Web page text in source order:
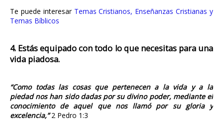
Te puede interesar Temas Cristianos, Enseñanzas Cristianas y
Temas Bíblicos
4. Estás equipado con todo lo que necesitas para una
vida piadosa.
“Como todas las cosas que pertenecen a la vida y a la
piedad nos han sido dadas por su divino poder, mediante el
conocimiento de aquel que nos llamó por su gloria y
excelencia,”2 Pedro 1:3